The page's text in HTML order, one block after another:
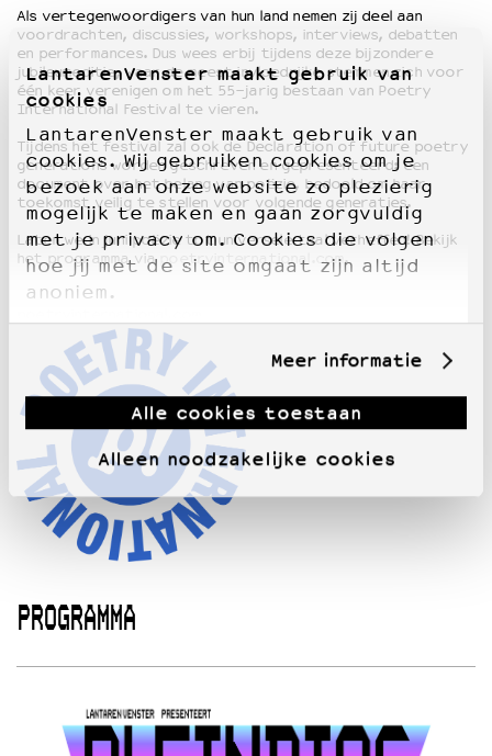
LantarenVenster maakt gebruik van
cookies
LantarenVenster maakt gebruik van
cookies. Wij gebruiken cookies om je
bezoek aan onze website zo plezierig
mogelijk te maken en gaan zorgvuldig
met je privacy om. Cookies die volgen
hoe jij met de site omgaat zijn altijd
anoniem.
Meer informatie
Alle cookies toestaan
Alleen noodzakelijke cookies
Huisregels
Privacyverklaring
Integriteits- en gedragscode
Duurzaamheid
Culturele boycot Israël
Ruimte voor artistieke vrijheid – VNPF
Als vertegenwoordigers van hun land nemen zij deel aan
voordrachten, discussies, workshops, interviews, debatten
en performances. Dus wees erbij tijdens deze bijzondere
jubileumeditie, waar de meest invloedrijke stemmen zich voor
één keer verenigen om het 55-jarig bestaan van Poetry
International Festival te vieren.
Tijdens het festival zal ook de Declaration of future poetry
generations worden geschreven en gepresenteerd: een
document over het belang van poëzie, bedoeld om haar
toekomst veilig te stellen voor volgende generaties.
Laten we in juni poëzie tot universele taal verheffen! Bekijk
het programma via poetryinternational.com.
PROGRAMMA